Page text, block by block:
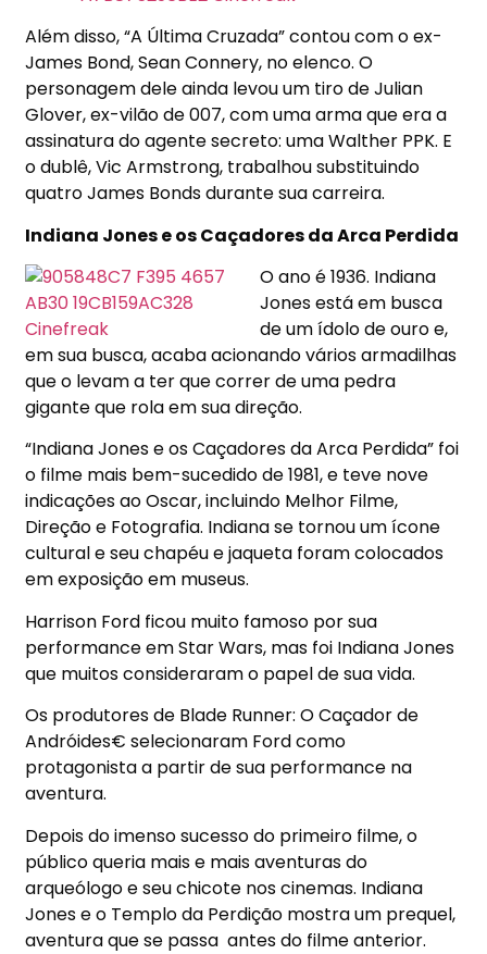
Além disso, “A Última Cruzada” contou com o ex-
James Bond, Sean Connery, no elenco. O
personagem dele ainda levou um tiro de Julian
Glover, ex-vilão de 007, com uma arma que era a
assinatura do agente secreto: uma Walther PPK. E
o dublê, Vic Armstrong, trabalhou substituindo
quatro James Bonds durante sua carreira.
Indiana Jones e os Caçadores da Arca Perdida
O ano é 1936. Indiana
Jones está em busca
de um ídolo de ouro e,
em sua busca, acaba acionando vários armadilhas
que o levam a ter que correr de uma pedra
gigante que rola em sua direção.
“Indiana Jones e os Caçadores da Arca Perdida” foi
o filme mais bem-sucedido de 1981, e teve nove
indicações ao Oscar, incluindo Melhor Filme,
Direção e Fotografia. Indiana se tornou um ícone
cultural e seu chapéu e jaqueta foram colocados
em exposição em museus.
Harrison Ford ficou muito famoso por sua
performance em Star Wars, mas foi Indiana Jones
que muitos consideraram o papel de sua vida.
Os produtores de Blade Runner: O Caçador de
Andróides€ selecionaram Ford como
protagonista a partir de sua performance na
aventura.
Depois do imenso sucesso do primeiro filme, o
público queria mais e mais aventuras do
arqueólogo e seu chicote nos cinemas. Indiana
Jones e o Templo da Perdição mostra um prequel,
aventura que se passa antes do filme anterior.